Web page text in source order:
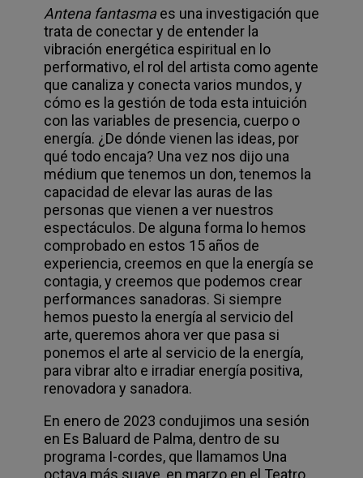
Antena fantasma es una investigación que
trata de conectar y de entender la
vibración energética espiritual en lo
performativo, el rol del artista como agente
que canaliza y conecta varios mundos, y
cómo es la gestión de toda esta intuición
con las variables de presencia, cuerpo o
energía. ¿De dónde vienen las ideas, por
qué todo encaja? Una vez nos dijo una
médium que tenemos un don, tenemos la
capacidad de elevar las auras de las
personas que vienen a ver nuestros
espectáculos. De alguna forma lo hemos
comprobado en estos 15 años de
experiencia, creemos en que la energía se
contagia, y creemos que podemos crear
performances sanadoras. Si siempre
hemos puesto la energía al servicio del
arte, queremos ahora ver que pasa si
ponemos el arte al servicio de la energía,
para vibrar alto e irradiar energía positiva,
renovadora y sanadora.
En enero de 2023 condujimos una sesión
en Es Baluard de Palma, dentro de su
programa I-cordes, que llamamos Una
octava más suave, en marzo en el Teatro